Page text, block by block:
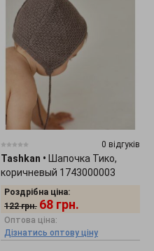
0 відгуків
Tashkan •
Шапочка Тико,
коричневый 1743000003
Роздрібна ціна:
122 грн. 68 грн.
Оптова ціна:
Дізнатись оптову ціну